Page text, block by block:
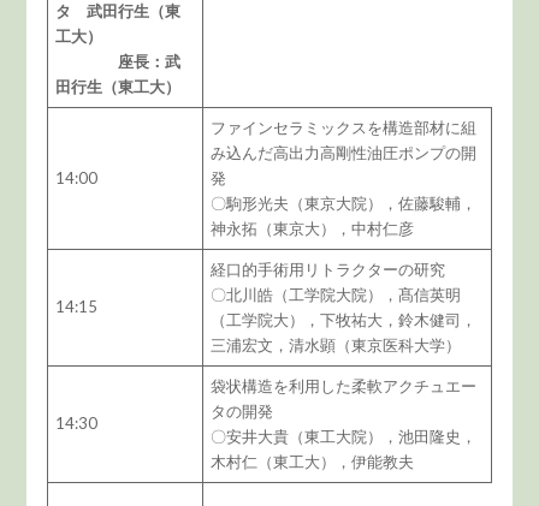
タ 武田行生（東
工大）
座長：武
田行生（東工大）
14:00
ファインセラミックスを構造部材に組
み込んだ高出力高剛性油圧ポンプの開
発
〇駒形光夫（東京大院），佐藤駿輔，
神永拓（東京大），中村仁彦
14:15
経口的手術用リトラクターの研究
〇北川皓（工学院大院），髙信英明
（工学院大），下牧祐大，鈴木健司，
三浦宏文，清水顕（東京医科大学）
14:30
袋状構造を利用した柔軟アクチュエー
タの開発
〇安井大貴（東工大院），池田隆史，
木村仁（東工大），伊能教夫